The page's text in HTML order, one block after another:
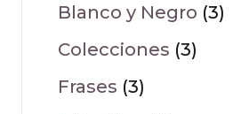
Blanco y Negro (3)
Colecciones (3)
Frases (3)